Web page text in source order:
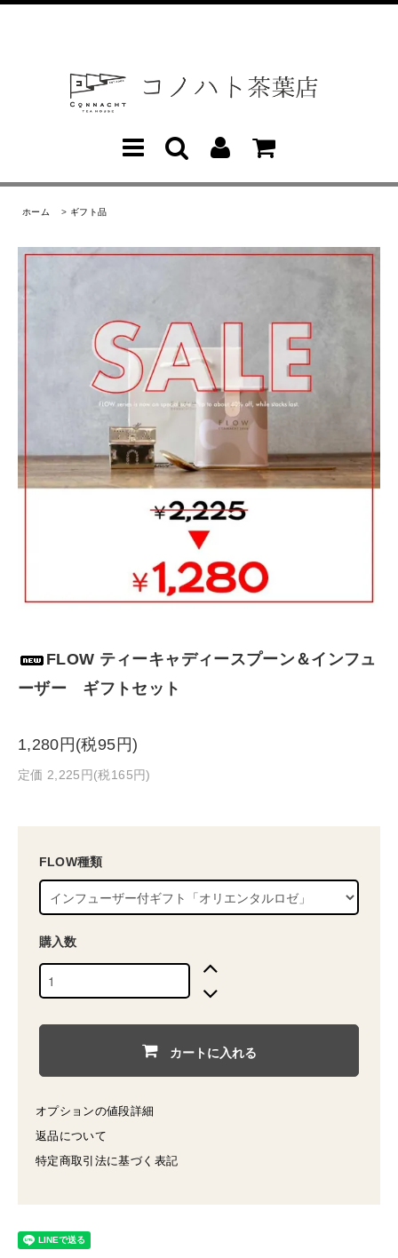
ホーム > ギフト品
FLOW ティーキャディースプーン＆インフュ
ーザー ギフトセット
1,280円(税95円)
定価 2,225円(税165円)
FLOW種類
購入数
カートに入れる
オプションの値段詳細
返品について
特定商取引法に基づく表記